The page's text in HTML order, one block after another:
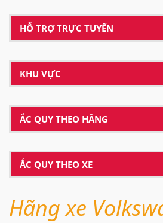
HỖ TRỢ TRỰC TUYẾN
KHU VỰC
ẮC QUY THEO HÃNG
ẮC QUY THEO XE
Hãng xe